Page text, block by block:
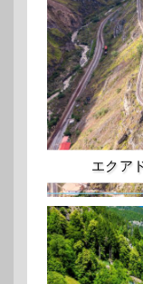
エクア